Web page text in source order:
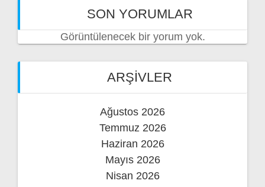
SON YORUMLAR
Görüntülenecek bir yorum yok.
ARŞIVLER
Ağustos 2026
Temmuz 2026
Haziran 2026
Mayıs 2026
Nisan 2026